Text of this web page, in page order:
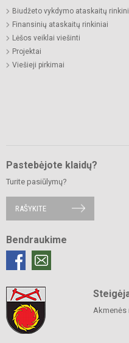
Biudžeto vykdymo ataskaitų
Finansinių ataskaitų rinkiniai
Lėšos veiklai viešinti
Projektai
Viešieji pirkimai
Pastebėjote klaidų?
Turite pasiūlymų?
RAŠYKITE
Bendraukime
Akmenės